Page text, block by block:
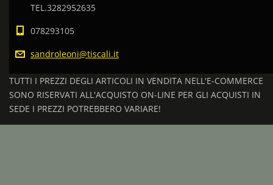
TEL.3282952635
078293105
sandroleoni@tiscali.it
TUTTI I PREZZI DEGLI ARTICOLI IN VENDITA NELL'E-COMMERCE
SONO RISERVATI ALL'ACQUISTO ON-LINE PER GLI ACQUISTI IN
SEDE I PREZZI POTREBBERO VARIARE!